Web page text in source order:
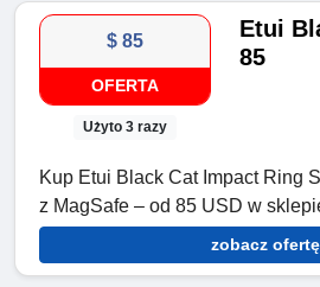
$ 85
OFERTA
Użyto 3 razy
Etui
85
Kup Etui Black Cat Impact Ring
z MagSafe – od 85 USD w
zobacz ofertę